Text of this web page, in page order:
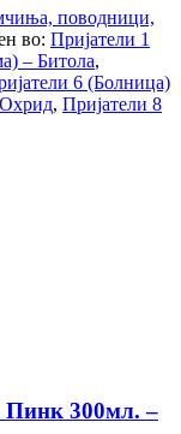
поводници,
во: Пријатели 1
– Битола,
6 (Болница)
, Пријатели 8
Пинк 300мл. –